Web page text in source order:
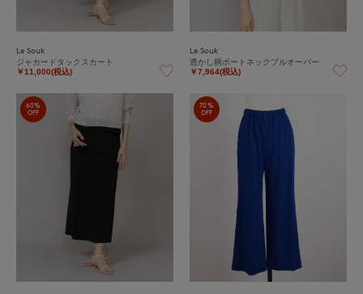
Le Souk
ジャカードタックスカート
￥11,000(税込)
Le Souk
透かし柄ボートネックプルオーバー
￥7,964(税込)
60%
OFF
70%
OFF